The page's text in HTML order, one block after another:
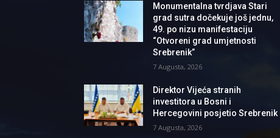
Monumentalna tvrdjava Stari
grad sutra dočekuje još jednu,
49. po nizu manifestaciju
“Otvoreni grad umjetnosti
Srebrenik”
7 Augusta, 2026
Direktor Vijeća stranih
investitora u Bosni i
Hercegovini posjetio Srebrenik
7 Augusta, 2026